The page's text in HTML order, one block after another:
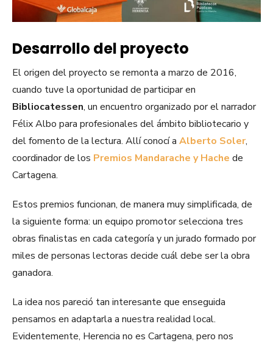
Desarrollo del proyecto
El origen del proyecto se remonta a marzo de 2016,
cuando tuve la oportunidad de participar en
Bibliocatessen, un encuentro organizado por el narrador
Félix Albo para profesionales del ámbito bibliotecario y
del fomento de la lectura. Allí conocí a Alberto Soler,
coordinador de los Premios Mandarache y Hache de
Cartagena.
Estos premios funcionan, de manera muy simplificada, de
la siguiente forma: un equipo promotor selecciona tres
obras finalistas en cada categoría y un jurado formado por
miles de personas lectoras decide cuál debe ser la obra
ganadora.
La idea nos pareció tan interesante que enseguida
pensamos en adaptarla a nuestra realidad local.
Evidentemente, Herencia no es Cartagena, pero nos